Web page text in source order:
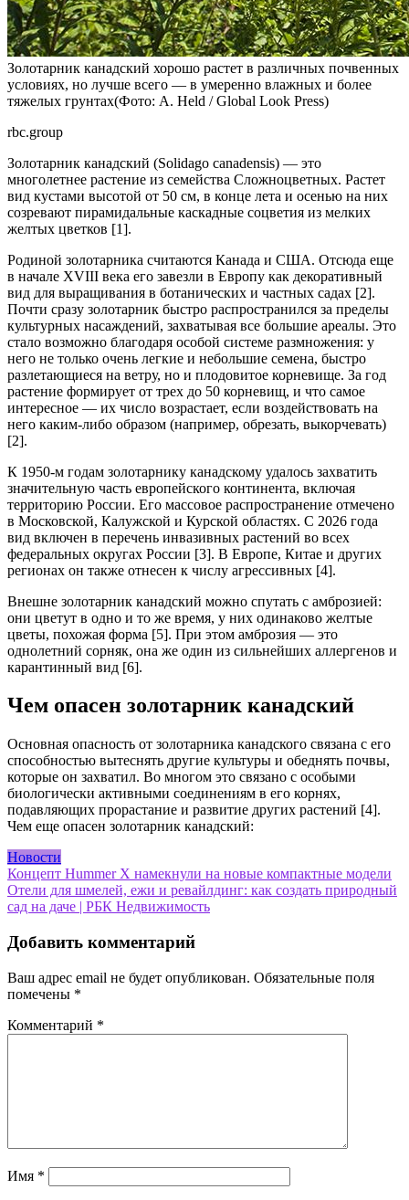
Золотарник канадский хорошо растет в различных почвенных
условиях, но лучше всего — в умеренно влажных и более
тяжелых грунтах(Фото: A. Held / Global Look Press)
rbc.group
Золотарник канадский (Solidago canadensis) — это
многолетнее растение из семейства Сложноцветных. Растет
вид кустами высотой от 50 см, в конце лета и осенью на них
созревают пирамидальные каскадные соцветия из мелких
желтых цветков [1].
Родиной золотарника считаются Канада и США. Отсюда еще
в начале XVIII века его завезли в Европу как декоративный
вид для выращивания в ботанических и частных садах [2].
Почти сразу золотарник быстро распространился за пределы
культурных насаждений, захватывая все большие ареалы. Это
стало возможно благодаря особой системе размножения: у
него не только очень легкие и небольшие семена, быстро
разлетающиеся на ветру, но и плодовитое корневище. За год
растение формирует от трех до 50 корневищ, и что самое
интересное — их число возрастает, если воздействовать на
него каким-либо образом (например, обрезать, выкорчевать)
[2].
К 1950-м годам золотарнику канадскому удалось захватить
значительную часть европейского континента, включая
территорию России. Его массовое распространение отмечено
в Московской, Калужской и Курской областях. С 2026 года
вид включен в перечень инвазивных растений во всех
федеральных округах России [3]. В Европе, Китае и других
регионах он также отнесен к числу агрессивных [4].
Внешне золотарник канадский можно спутать с амброзией:
они цветут в одно и то же время, у них одинаково желтые
цветы, похожая форма [5]. При этом амброзия — это
однолетний сорняк, она же один из сильнейших аллергенов и
карантинный вид [6].
Чем опасен золотарник канадский
Основная опасность от золотарника канадского связана с его
способностью вытеснять другие культуры и обеднять почвы,
которые он захватил. Во многом это связано с особыми
биологически активными соединениям в его корнях,
подавляющих прорастание и развитие других растений [4].
Чем еще опасен золотарник канадский:
Новости
Навигация
по
Концепт Hummer X намекнули на новые компактные модели
Отели для шмелей, ежи и ревайлдинг: как создать природный
сад на даче | РБК Недвижимость
Добавить комментарий
Ваш адрес email не будет опубликован. Обязательные поля
помечены *
Комментарий *
Имя *